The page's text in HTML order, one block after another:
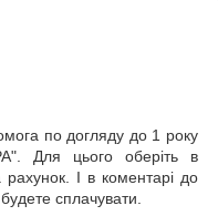
по догляду до 1 року
Для цього оберіть в
І в коментарі до
сплачувати.